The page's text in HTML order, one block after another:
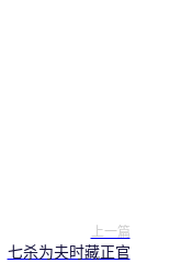
上一篇
七杀为夫时藏正官